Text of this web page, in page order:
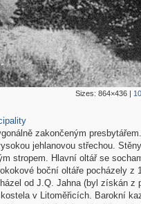
Sizes: 864×436|
zakončeným
jehlanovou střechou.
stropem. Hlavní oltář se
boční oltáře pocházely z
od J.Q. Jahna (byl získán z
v Litoměřicích. Barokní